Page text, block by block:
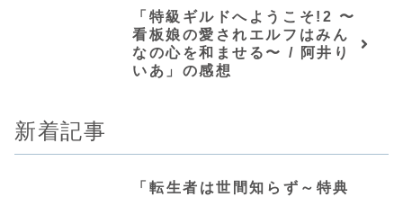
全巻のあらすじ・感想
「特級ギルドへようこそ!2 〜
看板娘の愛されエルフはみん
なの心を和ませる〜 / 阿井り
いあ」の感想
新着記事
「転生者は世間知らず～特典